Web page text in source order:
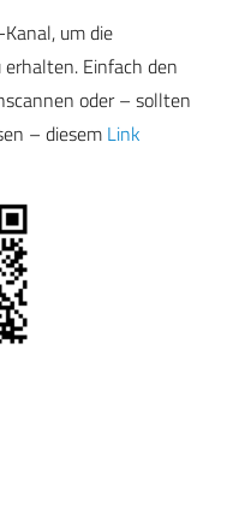
um die
Einfach den
oder – sollten
– diesem Link